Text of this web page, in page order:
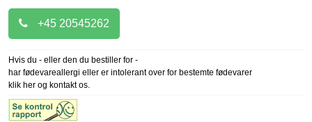
+45 20545262
Hvis du - eller den du bestiller for -
har fødevareallergi eller er intolerant over for bestemte fødevarer
klik her og kontakt os.